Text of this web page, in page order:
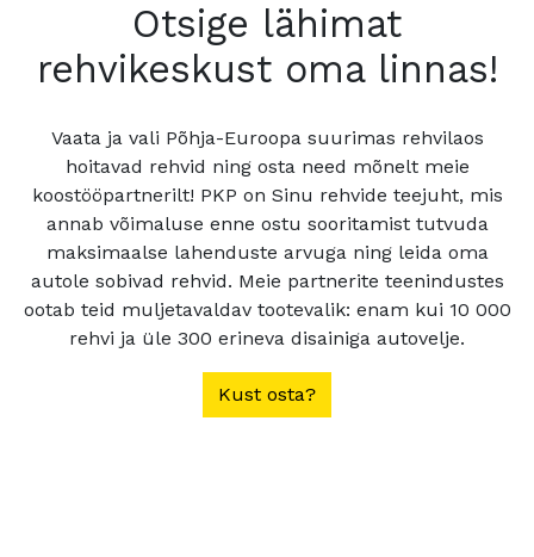
Otsige lähimat
rehvikeskust oma linnas!
Vaata ja vali Põhja-Euroopa suurimas rehvilaos
hoitavad rehvid ning osta need mõnelt meie
koostööpartnerilt! PKP on Sinu rehvide teejuht, mis
annab võimaluse enne ostu sooritamist tutvuda
maksimaalse lahenduste arvuga ning leida oma
autole sobivad rehvid. Meie partnerite teenindustes
ootab teid muljetavaldav tootevalik: enam kui 10 000
rehvi ja üle 300 erineva disainiga autovelje.
Kust osta?